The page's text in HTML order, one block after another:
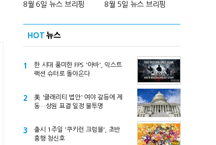
8월 6일 뉴스 브리핑 8월 5일 뉴스 브리핑
HOT 뉴스
1
한 시대 풍미한 FPS '아바', 익스트
랙션 슈터로 돌아온다
2
美 '클래리티 법안' 여야 갈등에 제
동…상원 표결 일정 불투명
3
출시 1주일 '쿠키런 크럼블', 초반
흥행 청신호